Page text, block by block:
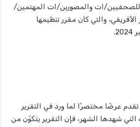
للصحفيين/ات والمصورين/ات المهتمين/
والتي كان مقرر تنظيمها
عرضًا مختصرًا لما ورد في التقرير
التي شهدها الشهر، فإن التقرير يتكوّن من